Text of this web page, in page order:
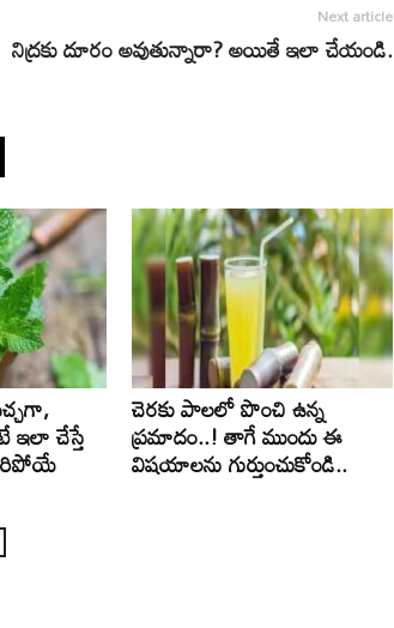
Next article
నిద్రకు దూరం అవుతున్నారా? అయితే ఇలా చేయండి.
ఇలా చేస్తే
చెరకు పాలలో పొంచి ఉన్న
ప్రమాదం..! తాగే ముందు ఈ
విషయాలను గుర్తుంచుకోండి..